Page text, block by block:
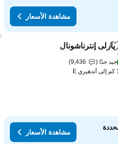
مشاهدة الأسعار
Add to
إنترناشونال
جدًا
9,436
مشاهدة الأسعار